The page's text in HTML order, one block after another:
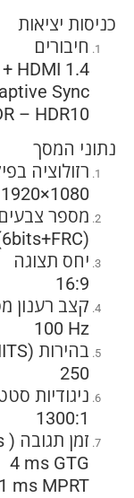
כניסות יציאות
חיבורים
HDMI 1.4
Sync
– HDR10
נתוני המסך
רזולוציה
מספר צבעים
יחס תצוגה
16:9
קצב רענון
100 Hz
בהירות (NITS)
250
ניגודיות
1300:1
זמן תגובה ( ms )
4 ms GTG
1 ms MPRT